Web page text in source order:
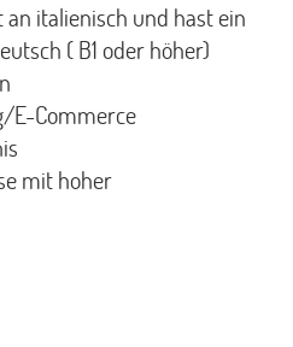
italienisch und hast ein
( B1 oder höher)
E-Commerce
mit hoher